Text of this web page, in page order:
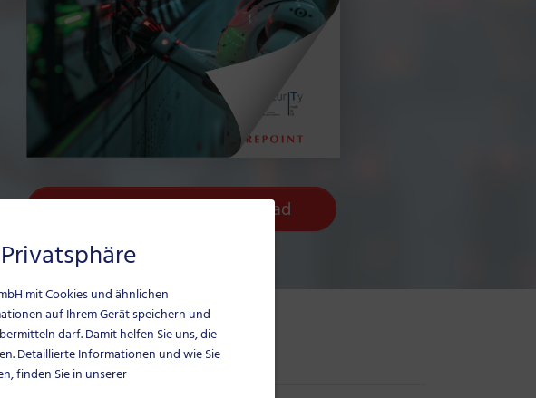
Prospekt zum Download
mit Cookies und ähnlichen
auf Ihrem Gerät speichern und
darf.Damit helfen Sie uns, die
Detaillierte Informationen und wie Sie
finden Sie in unserer